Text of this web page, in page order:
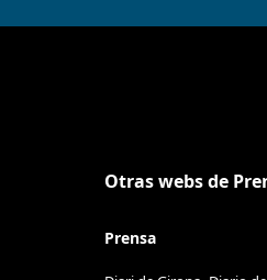
Otras webs de
Prensa